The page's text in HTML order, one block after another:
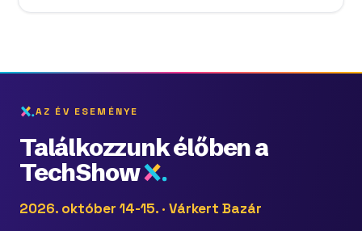
AZ ÉV ESEMÉNYE
Találkozzunk élőben a
TechShow
2026. október 14-15. · Várkert Bazár